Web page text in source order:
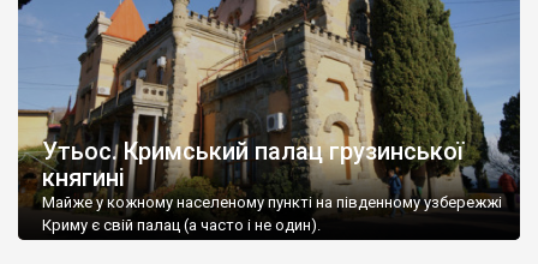
Утьос. Кримський палац грузинської
княгині
Майже у кожному населеному пункті на південному узбережжі
Криму є свій палац (а часто і не один).